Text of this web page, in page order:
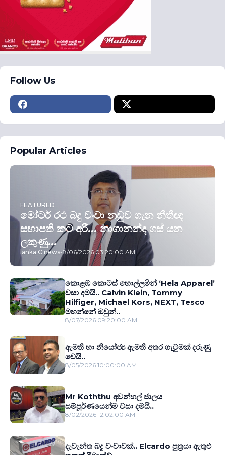
Follow Us
Popular Articles
FEATURED
මෝටර් රථ බදු වංචා නඩුව ගැන නීතීඥ
සභාපති කට අරී... නාගානන්ද ගස් යන
ලකුණු...
lanka C news-8/06/2026 03:20:00 AM
කොළඹ කොටස් හොල්ලමින් ‘Hela Apparel’
වසා දමයි.. Calvin Klein, Tommy
Hilfiger, Michael Kors, NEXT, Tesco
මහන්නේ ඔවුන්..
8/07/2026 09:20:00 AM
ඇමති හා නියෝජ්‍ය ඇමති අතර ගැටුමක් දරුණු
වෙයි..
8/05/2026 10:00:00 AM
Mr Koththu අවන්හල් ජාලය
සම්පූර්ණයෙන්ම වසා දමයි..
8/02/2026 12:02:00 AM
දැවැන්ත බදු වංචාවක්.. Elcardo පුත‍්‍රයා ඇතුළු